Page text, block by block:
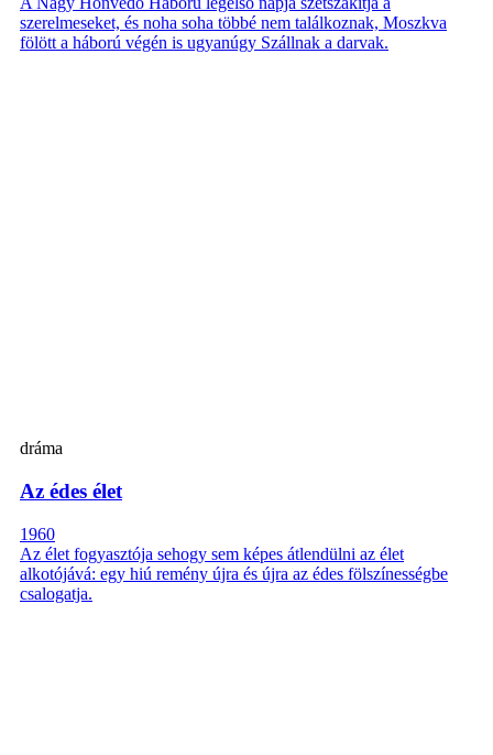
szerelmeseket, és noha soha többé nem találkoznak, Moszkva
fölött a háború végén is ugyanúgy Szállnak a darvak.
dráma
Az édes élet
1960
Az élet fogyasztója sehogy sem képes átlendülni az élet
alkotójává: egy hiú remény újra és újra az édes fölszínességbe
csalogatja.